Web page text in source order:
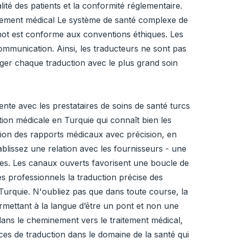
des patients et la conformité réglementaire.
médical Le système de santé complexe de
est conforme aux conventions éthiques. Les
Ainsi, les traducteurs ne sont pas
chaque traduction avec le plus grand soin
avec les prestataires de soins de santé turcs
médicale en Turquie qui connaît bien les
des rapports médicaux avec précision, en
une relation avec les fournisseurs - une
Les canaux ouverts favorisent une boucle de
professionnels la traduction précise des
N'oubliez pas que dans toute course, la
à la langue d’être un pont et non une
le cheminement vers le traitement médical,
de traduction dans le domaine de la santé qui